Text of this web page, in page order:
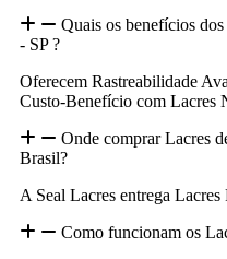
Quais os benefícios
- SP ?
Oferecem Rastreabilidade
Custo-Benefício com Lacres
Onde comprar Lacres
Brasil?
A Seal Lacres entrega
Como funcionam os